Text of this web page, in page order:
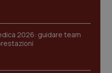
2026: guidare team